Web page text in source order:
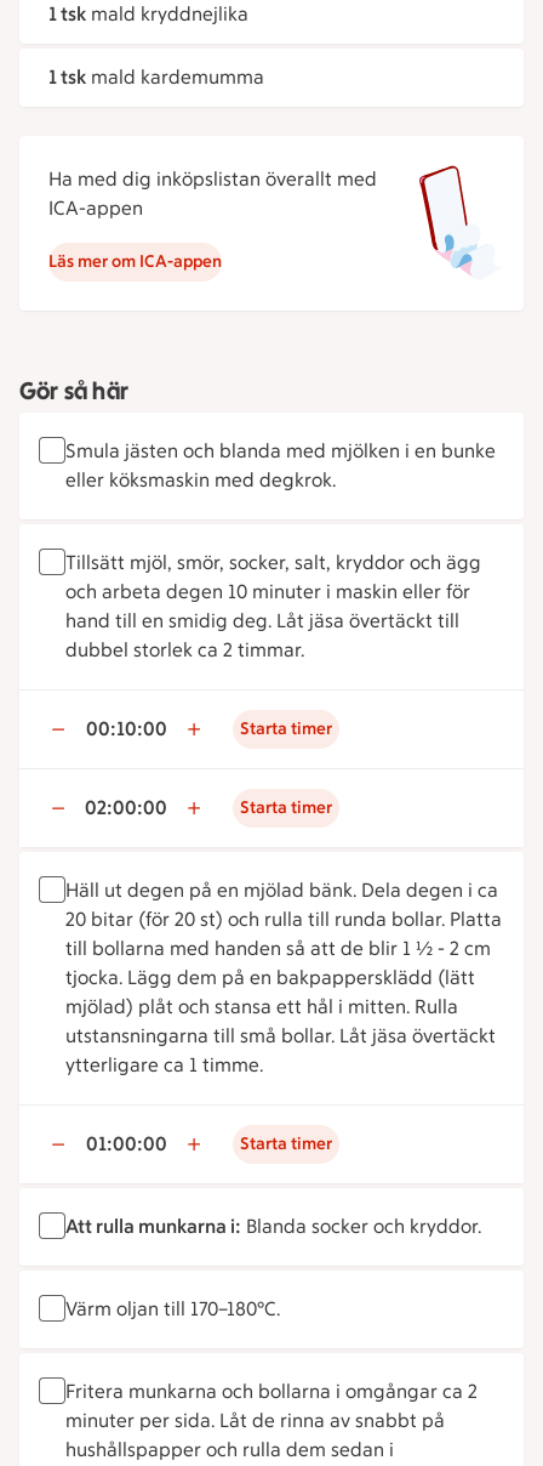
1 tsk mald kryddnejlika
1 tsk mald kardemumma
Ha med dig inköpslistan överallt med
ICA-appen
Läs mer om ICA-appen
Gör så här
Smula jästen och blanda med mjölken i en bunke
eller köksmaskin med degkrok.
Tillsätt mjöl, smör, socker, salt, kryddor och ägg
och arbeta degen 10 minuter i maskin eller för
hand till en smidig deg. Låt jäsa övertäckt till
dubbel storlek ca 2 timmar.
00:10:00 Starta timer
02:00:00 Starta timer
Häll ut degen på en mjölad bänk. Dela degen i ca
20 bitar (för 20 st) och rulla till runda bollar. Platta
till bollarna med handen så att de blir 1 ½ - 2 cm
tjocka. Lägg dem på en bakpappersklädd (lätt
mjölad) plåt och stansa ett hål i mitten. Rulla
utstansningarna till små bollar. Låt jäsa övertäckt
ytterligare ca 1 timme.
01:00:00 Starta timer
Att rulla munkarna i: Blanda socker och kryddor.
Värm oljan till 170–180°C.
Fritera munkarna och bollarna i omgångar ca 2
minuter per sida. Låt de rinna av snabbt på
hushållspapper och rulla dem sedan i